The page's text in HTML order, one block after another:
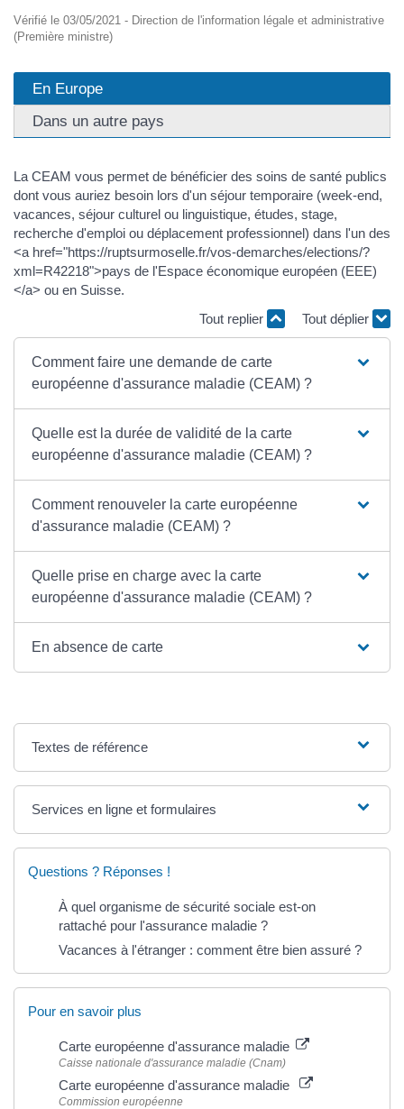
Vérifié le 03/05/2021 - Direction de l'information légale et administrative
(Première ministre)
En Europe
Dans un autre pays
La CEAM vous permet de bénéficier des soins de santé publics
dont vous auriez besoin lors d'un séjour temporaire (week-end,
vacances, séjour culturel ou linguistique, études, stage,
recherche d'emploi ou déplacement professionnel) dans l'un des
<a href="https://ruptsurmoselle.fr/vos-demarches/elections/?
xml=R42218">pays de l'Espace économique européen (EEE)
</a> ou en Suisse.
Tout replier
Tout déplier
Comment faire une demande de carte
européenne d'assurance maladie (CEAM) ?
Quelle est la durée de validité de la carte
européenne d'assurance maladie (CEAM) ?
Comment renouveler la carte européenne
d'assurance maladie (CEAM) ?
Quelle prise en charge avec la carte
européenne d'assurance maladie (CEAM) ?
En absence de carte
Textes de référence
Services en ligne et formulaires
Questions ? Réponses !
À quel organisme de sécurité sociale est-on
rattaché pour l'assurance maladie ?
Vacances à l'étranger : comment être bien assuré ?
Pour en savoir plus
Carte européenne d'assurance maladie
Caisse nationale d'assurance maladie (Cnam)
Carte européenne d'assurance maladie
Commission européenne